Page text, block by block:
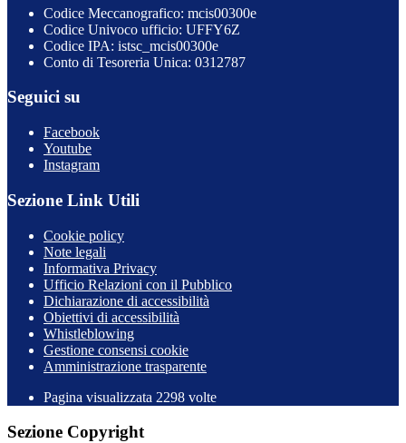
Codice Meccanografico: mcis00300e
Codice Univoco ufficio: UFFY6Z
Codice IPA: istsc_mcis00300e
Conto di Tesoreria Unica: 0312787
Seguici su
Facebook
Youtube
Instagram
Sezione Link Utili
Cookie policy
Note legali
Informativa Privacy
Ufficio Relazioni con il Pubblico
Dichiarazione di accessibilità
Obiettivi di accessibilità
Whistleblowing
Gestione consensi cookie
Amministrazione trasparente
Pagina visualizzata 2298 volte
Sezione Copyright